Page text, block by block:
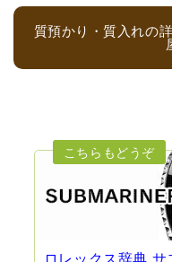
（大阪府大阪市）とて
組みもお教えいただけ
ました。宜しくお願い
ルに詳しいの流石の一
質預かり・質入れの
ロレックス辞典